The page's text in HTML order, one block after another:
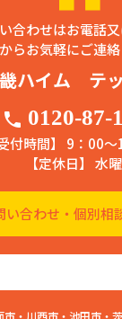
合わせはお電話
らお気軽にご連絡
ハイム テ
phone 0120-87-
受付時間】 9：00
【定休日】 水
い合わせ・個別相
市・川西市・池田市・